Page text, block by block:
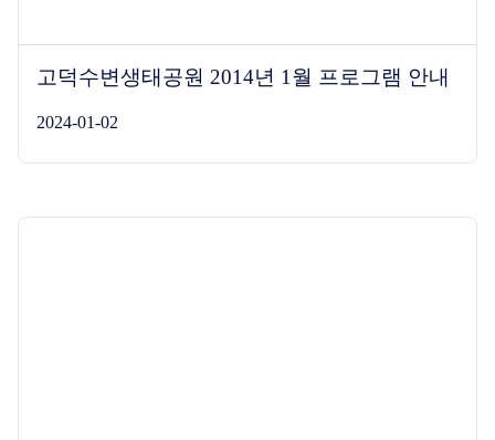
고덕수변생태공원 2014년 1월 프로그램 안내
2024-01-02